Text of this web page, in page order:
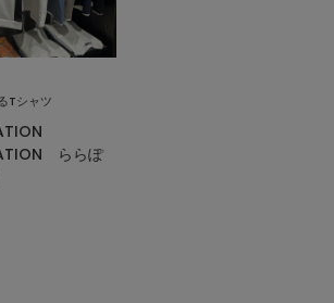
Tシャツ
ららぽ